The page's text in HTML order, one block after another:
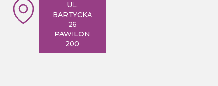
UL.
BARTYCKA
26
PAWILON
200